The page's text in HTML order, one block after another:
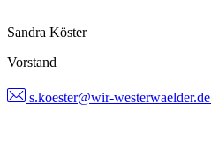
Sandra Köster
Vorstand
s.koester@wir-westerwaelder.de